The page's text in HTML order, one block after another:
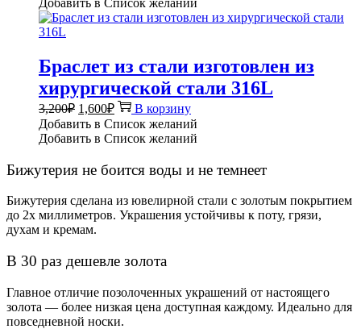
Добавить в Список желаний
Браслет из стали изготовлен из
хирургической стали 316L
3,200₽ Первоначальная
цена
составляла
1,600₽Текущая
цена:
1,600₽.
В корзину
Добавить в Список желаний
Добавить в Список желаний
Бижутерия не боится воды и не темнеет
Бижутерия сделана из ювелирной стали с золотым покрытием
до 2х миллиметров. Украшения устойчивы к поту, грязи,
духам и кремам.
В 30 раз дешевле золота
Главное отличие позолоченных украшений от настоящего
золота — более низкая цена доступная каждому. Идеально для
повседневной носки.